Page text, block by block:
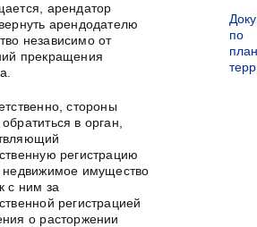
арендатор
арендодателю
независимо от
прекращения
стороны
в орган,
регистрацию
недвижимое имущество
с ним за
регистрацией
о расторжении
по